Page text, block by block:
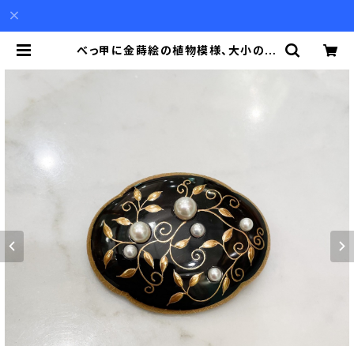
べっ甲に金蒔絵の植物模様、大小の真